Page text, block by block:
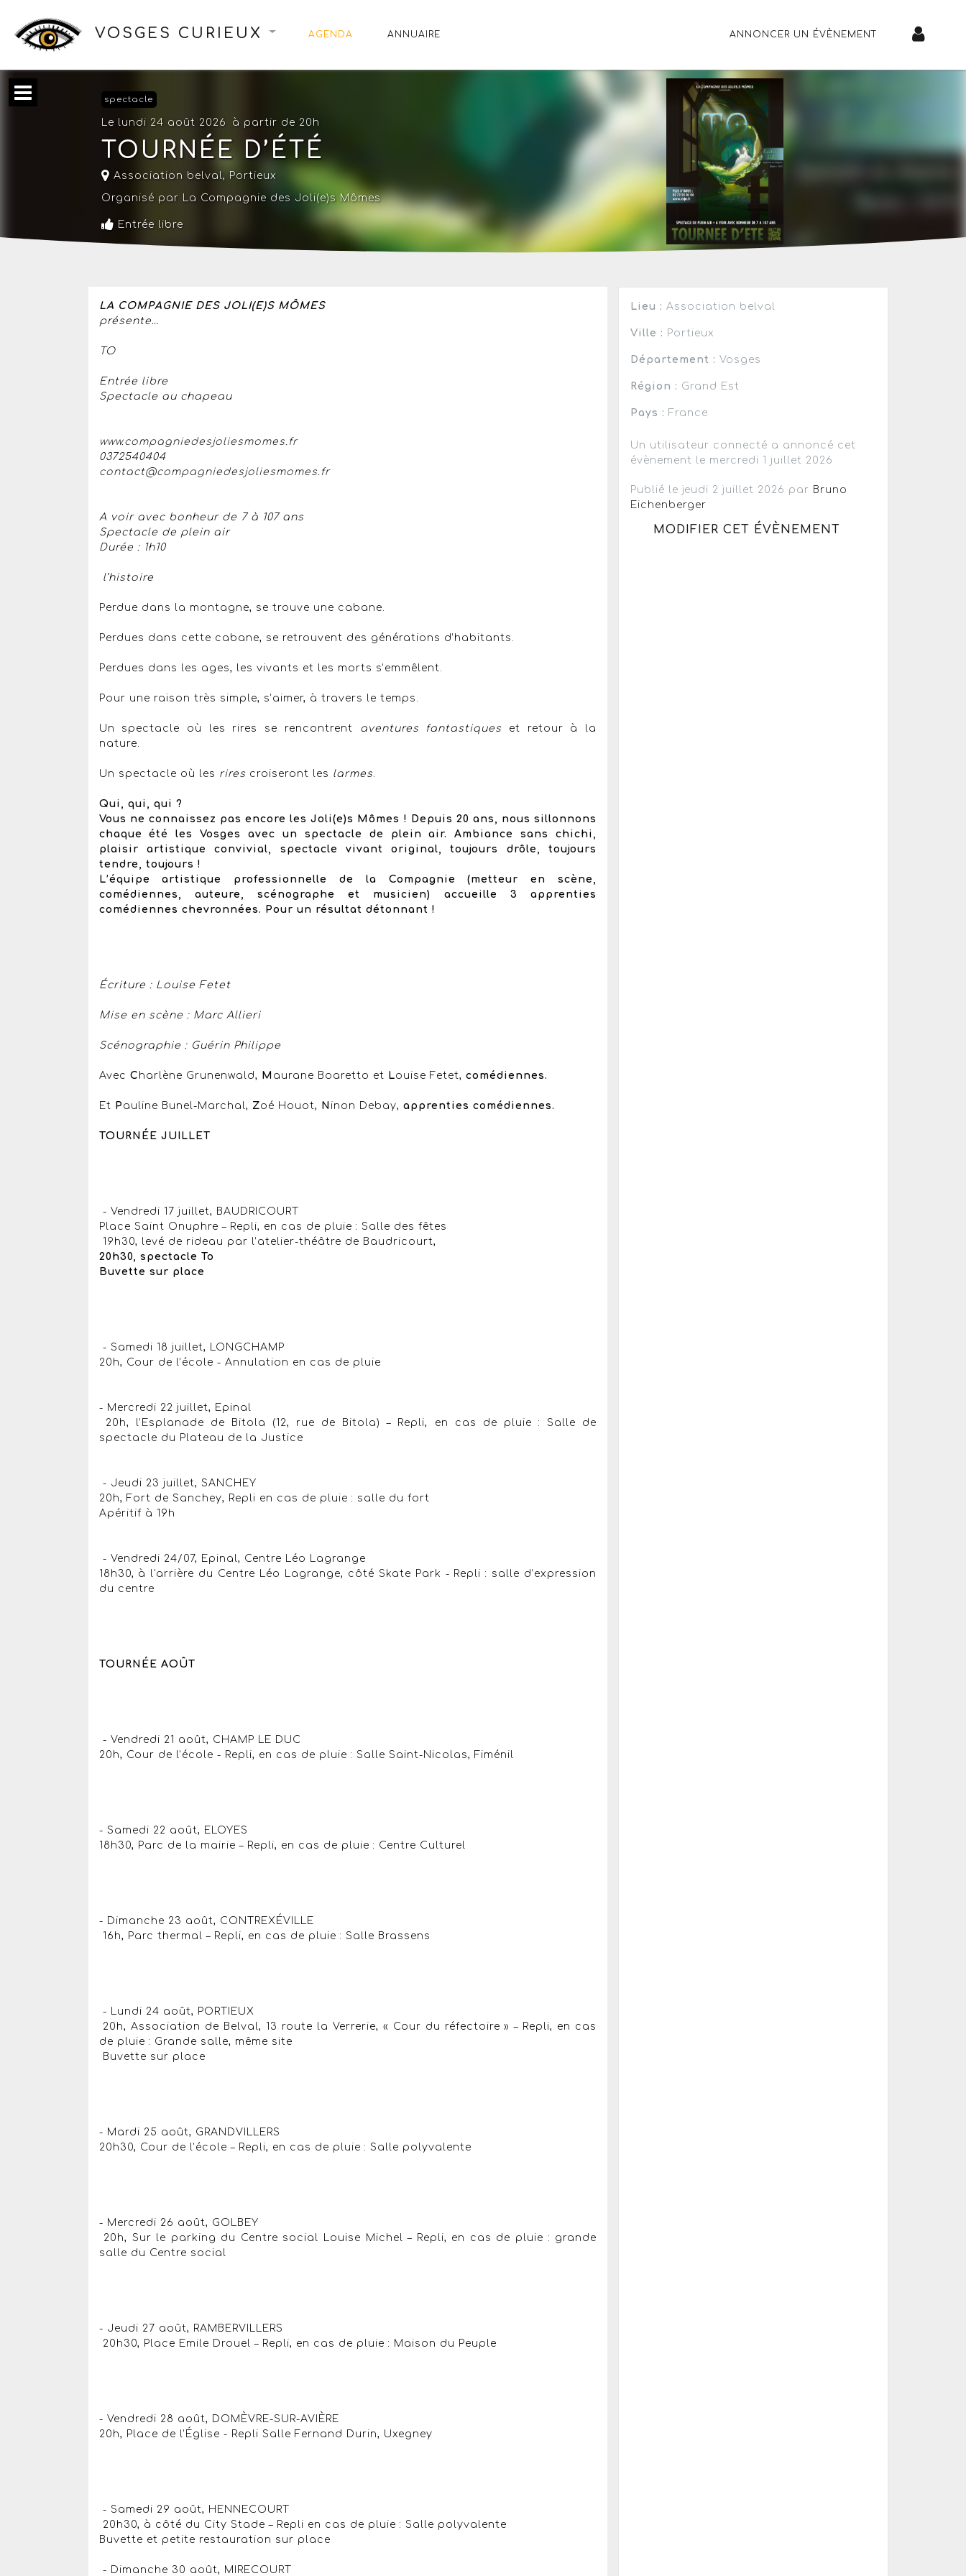
VOSGES CURIEUX AGENDA ANNUAIRE ANNONCER UN ÉVÈNEMENT
spectacle
Le lundi 24 août 2026 à partir de 20h
TOURNÉE D’ÉTÉ
Association belval, Portieux
Organisé par La Compagnie des Joli(e)s Mômes
Entrée libre
LA COMPAGNIE DES JOLI(E)S MÔMES
présente…
TO
Entrée libre
Spectacle au chapeau
www.compagniedesjoliesmomes.fr
0372540404
contact@compagniedesjoliesmomes.fr
A voir avec bonheur de 7 à 107 ans
Spectacle de plein air
Durée : 1h10
l’histoire
Perdue dans la montagne, se trouve une cabane.
Perdues dans cette cabane, se retrouvent des générations d’habitants.
Perdues dans les ages, les vivants et les morts s’emmêlent.
Pour une raison très simple, s’aimer, à travers le temps.
Un spectacle où les rires se rencontrent aventures fantastiques et retour à la
nature.
Un spectacle où les rires croiseront les larmes
Qui, qui, qui ?
Vous ne connaissez pas encore les Joli(e)s Mômes ! Depuis 20 ans, nous sillonnons
chaque été les Vosges avec un spectacle de plein air. Ambiance sans chichi,
plaisir artistique convivial, spectacle vivant original, toujours drôle, toujours
tendre, toujours !
L’équipe artistique professionnelle de la Compagnie (metteur en scène,
comédiennes, auteure, scénographe et musicien) accueille 3 apprenties
comédiennes chevronnées. Pour un résultat détonnant !
Écriture : Louise Fetet
Mise en scène : Marc Allieri
Scénographie : Guérin Philippe
Avec C harlène Grunenwald, M aurane Boaretto et Louise Fetet, comédiennes.
Et P auline Bunel-Marchal, Zoé Houot, N inon Debay, apprenties comédiennes.
TOURNÉE JUILLET
- Vendredi 17 juillet, BAUDRICOURT
Place Saint Onuphre – Repli, en cas de pluie : Salle des fêtes
19h30, levé de rideau par l’atelier-théâtre de Baudricourt,
20h30, spectacle To
Buvette sur place
- Samedi 18 juillet, LONGCHAMP
20h, Cour de l’école - Annulation en cas de pluie
- Mercredi 22 juillet, Epinal
20h, l’Esplanade de Bitola (12, rue de Bitola) – Repli, en cas de pluie : Salle de
spectacle du Plateau de la Justice
- Jeudi 23 juillet, SANCHEY
20h, Fort de Sanchey, Repli en cas de pluie : salle du fort
Apéritif à 19h
- Vendredi 24/07, Epinal, Centre Léo Lagrange
18h30, à l'arrière du Centre Léo Lagrange, côté Skate Park - Repli : salle d’expression
du centre
TOURNÉE AOÛT
- Vendredi 21 août, CHAMP LE DUC
20h, Cour de l’école - Repli, en cas de pluie : Salle Saint-Nicolas, Fiménil
- Samedi 22 août, ELOYES
18h30, Parc de la mairie – Repli, en cas de pluie : Centre Culturel
- Dimanche 23 août, CONTREXÉVILLE
16h, Parc thermal – Repli, en cas de pluie : Salle Brassens
- Lundi 24 août, PORTIEUX
20h, Association de Belval, 13 route la Verrerie, « Cour du réfectoire » – Repli, en cas
de pluie : Grande salle, même site
Buvette sur place
- Mardi 25 août, GRANDVILLERS
20h30, Cour de l’école – Repli, en cas de pluie : Salle polyvalente
- Mercredi 26 août, GOLBEY
20h, Sur le parking du Centre social Louise Michel – Repli, en cas de pluie : grande
salle du Centre social
- Jeudi 27 août, RAMBERVILLERS
20h30, Place Emile Drouel – Repli, en cas de pluie : Maison du Peuple
- Vendredi 28 août, DOMÈVRE-SUR-AVIÈRE
20h, Place de l’Église - Repli Salle Fernand Durin, Uxegney
- Samedi 29 août, HENNECOURT
20h30, à côté du City Stade – Repli en cas de pluie : Salle polyvalente
Buvette et petite restauration sur place
- Dimanche 30 août, MIRECOURT
Lieu : Association belval
Ville : Portieux
Département : Vosges
Région : Grand Est
Pays : France
Un utilisateur connecté a annoncé cet
évènement le mercredi 1 juillet 2026
Publié le jeudi 2 juillet 2026 par Bruno
Eichenberger
MODIFIER CET ÉVÈNEMENT